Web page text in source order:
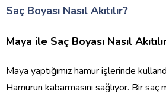
Maya ile Saç Boyası Nasıl
Maya yaptığımız hamur işlerinde
Hamurun kabarmasını sağlıyor. Bir saç